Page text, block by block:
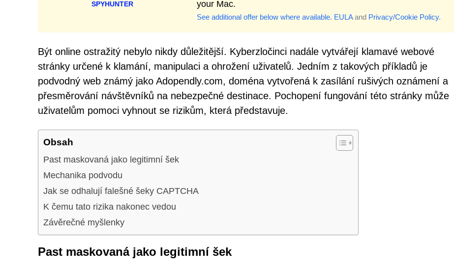
SPYHUNTER
your Mac.
See additional offer below where available. EULAand Privacy/Cookie Policy.
Být online ostražitý nebylo nikdy důležitější. Kyberzločinci nadále vytvářejí klamavé webové
stránky určené k klamání, manipulaci a ohrožení uživatelů. Jedním z takových příkladů je
podvodný web známý jako Adopendly.com, doména vytvořená k zasílání rušivých oznámení a
přesměrování návštěvníků na nebezpečné destinace. Pochopení fungování této stránky může
uživatelům pomoci vyhnout se rizikům, která představuje.
Obsah
Past maskovaná jako legitimní šek
Mechanika podvodu
Jak se odhalují falešné šeky CAPTCHA
K čemu tato rizika nakonec vedou
Závěrečné myšlenky
Past maskovaná jako legitimní šek